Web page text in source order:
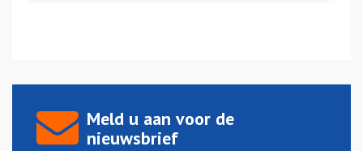
Meld u aan voor de
nieuwsbrief